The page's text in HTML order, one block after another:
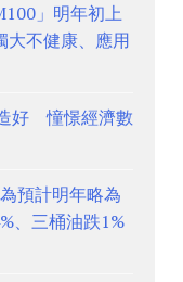
」明年初上
不健康、應用
好 憧憬經濟數
預計明年略為
、三桶油跌1%